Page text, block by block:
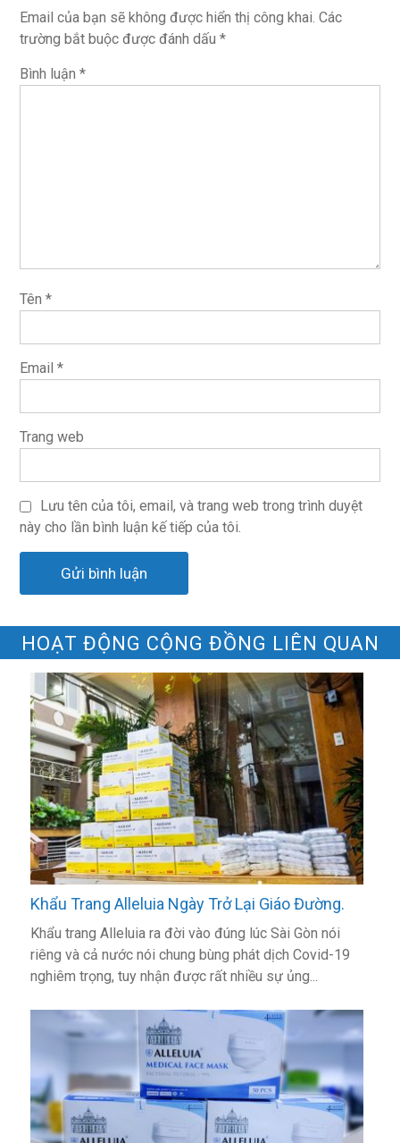
Email của bạn sẽ không được hiển thị công khai. Các
trường bắt buộc được đánh dấu*
Bình luận*
Tên*
Email*
Trang web
Lưu tên của tôi, email, và trang web trong trình duyệt
này cho lần bình luận kế tiếp của tôi.
HOẠT ĐỘNG CỘNG ĐỒNG LIÊN QUAN
Khẩu Trang Alleluia Ngày Trở Lại Giáo Đường.
Khẩu trang Alleluia ra đời vào đúng lúc Sài Gòn nói
riêng và cả nước nói chung bùng phát dịch Covid-19
nghiêm trọng, tuy nhận được rất nhiều sự ủng...